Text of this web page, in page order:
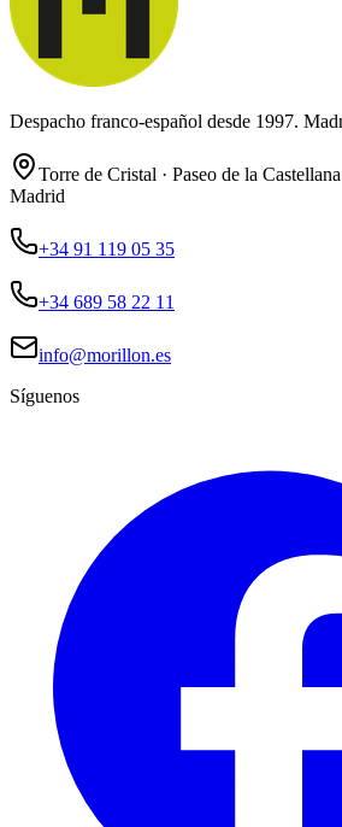
Despacho franco-español desde 1997.
Torre de Cristal · Paseo de la
Madrid
+34 91 119 05 35
+34 689 58 22 11
info@morillon.es
Síguenos